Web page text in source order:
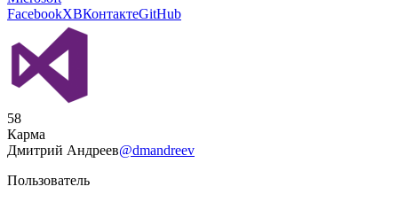
FacebookXВКонтактеGitHub
58
Карма
Дмитрий Андреев@dmandreev
Пользователь